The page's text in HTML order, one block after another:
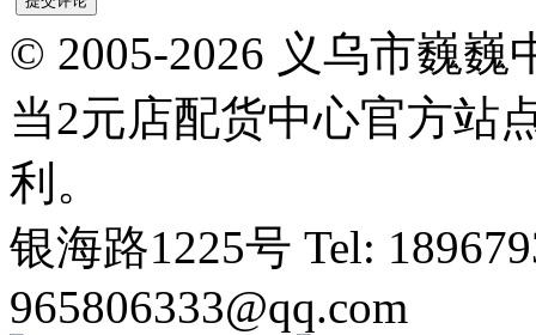
© 2005-2026 义乌市巍
当2元店配货中心官方站
利。
银海路1225号 Tel:
965806333@qq.com